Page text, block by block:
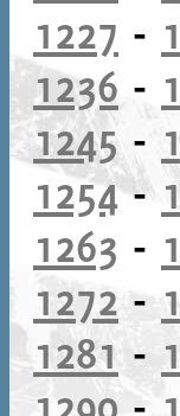
1227 -
1236 -
1245-
1254-
1263 -
1272-
1281-